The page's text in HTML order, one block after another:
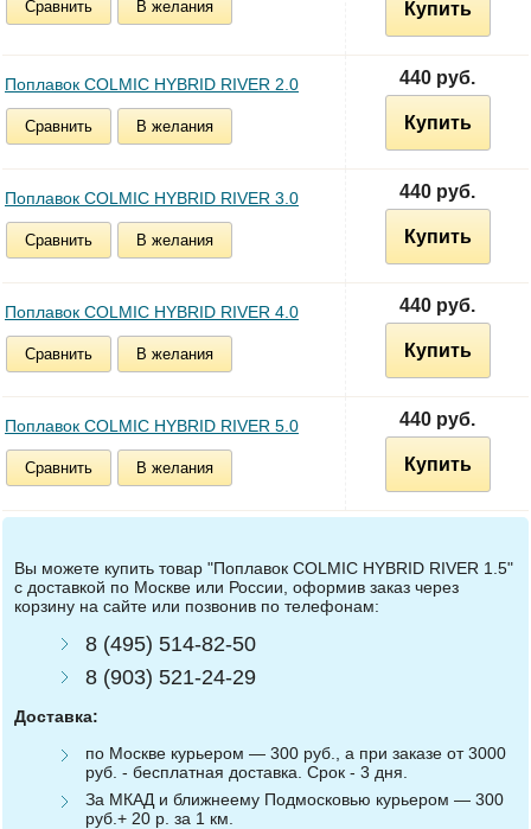
Сравнить В желания Купить
Поплавок COLMIC HYBRID RIVER 2.0
Сравнить В желания
440 руб.
Купить
Поплавок COLMIC HYBRID RIVER 3.0
Сравнить В желания
440 руб.
Купить
Поплавок COLMIC HYBRID RIVER 4.0
Сравнить В желания
440 руб.
Купить
Поплавок COLMIC HYBRID RIVER 5.0
Сравнить В желания
440 руб.
Купить
Вы можете купить товар "Поплавок COLMIC HYBRID RIVER 1.5"
с доставкой по Москве или России, оформив заказ через
корзину на сайте или позвонив по телефонам:
8 (495) 514-82-50
8 (903) 521-24-29
Доставка:
по Москве курьером — 300 руб., а при заказе от 3000
руб. - бесплатная доставка. Срок - 3 дня.
За МКАД и ближнеему Подмосковью курьером — 300
руб.+ 20 р. за 1 км.